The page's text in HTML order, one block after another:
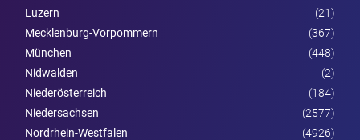
Luzern
(21)
Mecklenburg-Vorpommern
(367)
München
(448)
Nidwalden
(2)
Nieder­österreich
(184)
Niedersachsen
(2577)
Nordrhein-Westfalen
(4926)